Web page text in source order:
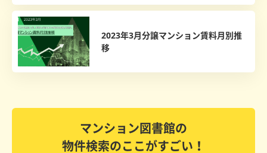
2023年3月分譲マンション賃料月別推
移
マンション図書館の
物件検索のここがすごい！